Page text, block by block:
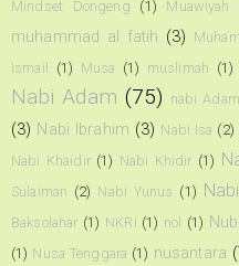
Mindset Dongeng
(1)
muhammad al fatih (3)
Ismail (1) Musa (1) muslimah (1)
Nabi Adam (75) nabi
(3) Nabi Ibrahim (3) Nabi Isa (2)
Nabi Khaidir (1) Nabi Khidir (1)
Sulaiman (2) Nabi Yunus (1)
Baksolahar (1) NKRI (1) nol (1)
(1) Nusa Tenggara (1) nusantara